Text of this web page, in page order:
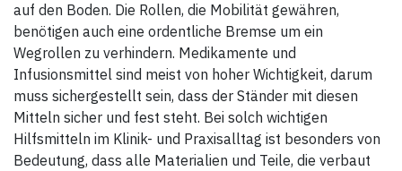
auf den Boden. Die Rollen, die Mobilität gewähren,
benötigen auch eine ordentliche Bremse um ein
Wegrollen zu verhindern. Medikamente und
Infusionsmittel sind meist von hoher Wichtigkeit, darum
muss sichergestellt sein, dass der Ständer mit diesen
Mitteln sicher und fest steht. Bei solch wichtigen
Hilfsmitteln im Klinik- und Praxisalltag ist besonders von
Bedeutung, dass alle Materialien und Teile, die verbaut